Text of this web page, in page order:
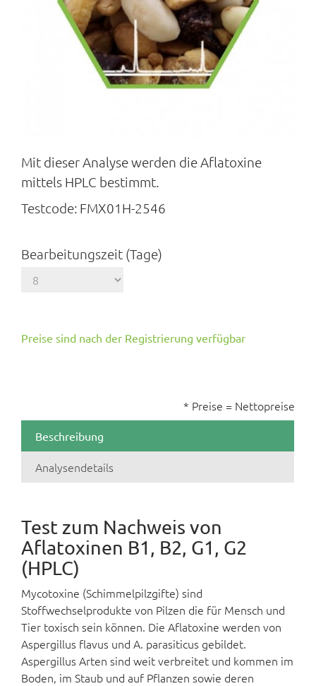
Mit dieser Analyse werden die Aflatoxine
mittels HPLC bestimmt.
Testcode: FMX01H-2546
Bearbeitungszeit (Tage)
Preise sind nach der Registrierung verfügbar
* Preise = Nettopreise
Beschreibung
Analysendetails
Test zum Nachweis von
Aflatoxinen B1, B2, G1, G2
(HPLC)
Mycotoxine (Schimmelpilzgifte) sind
Stoffwechselprodukte von Pilzen die für Mensch und
Tier toxisch sein können. Die Aflatoxine werden von
Aspergillus flavus und A. parasiticus gebildet.
Aspergillus Arten sind weit verbreitet und kommen im
Boden, im Staub und auf Pflanzen sowie deren